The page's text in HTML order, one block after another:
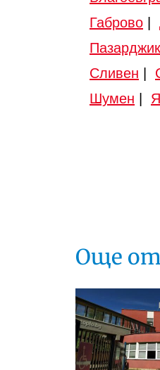
Габрово |
Пазарджик
Сливен |
Шумен |
Още от